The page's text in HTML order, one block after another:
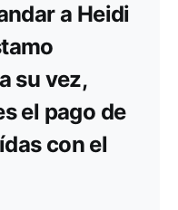
a Heidi
su vez,
el pago de
con el